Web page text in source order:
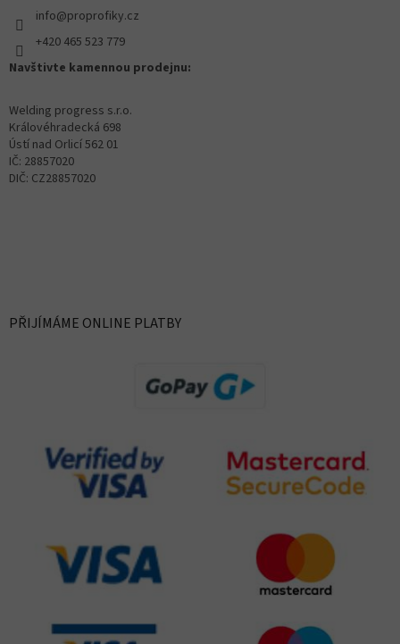
info@proprofiky.cz
+420 465 523 779
Navštivte kamennou prodejnu:
Welding progress s.r.o.
Královéhradecká 698
Ústí nad Orlicí 562 01
IČ: 28857020
DIČ: CZ28857020
PŘIJÍMÁME ONLINE PLATBY